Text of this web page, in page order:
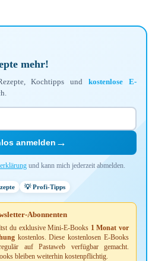
mehr!
Kochtipps undkostenlose E-
anmelden →
und kann mich jederzeit abmelden.
💡 Profi-Tipps
Abonnenten
du exklusive Mini-E-Books 1 Monat vor
kostenlos. Diese kostenlosen E-Books
auf Pastaweb verfügbar gemacht.
bleiben weiterhin kostenpflichtig.